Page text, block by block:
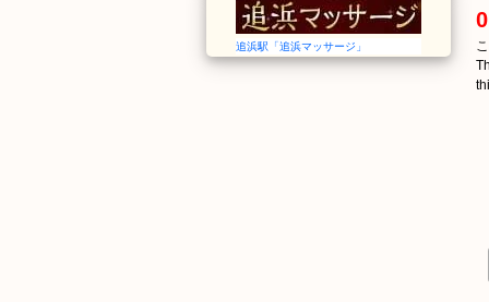
追浜駅「追浜マッサージ」
0